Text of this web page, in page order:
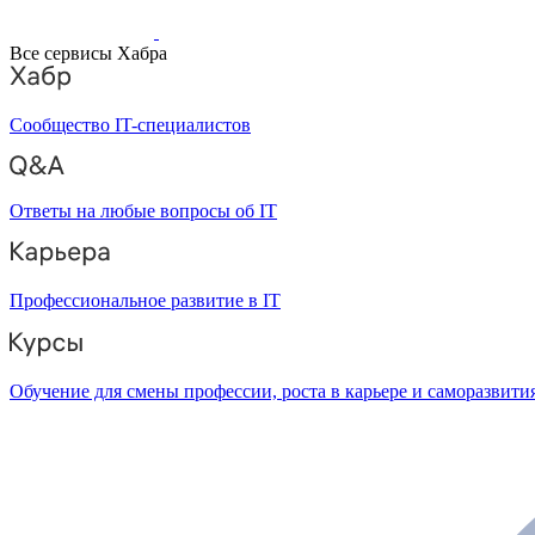
Все сервисы Хабра
Сообщество IT-специалистов
Ответы на любые вопросы об IT
Профессиональное развитие в IT
Обучение для смены профессии, роста в карьере и